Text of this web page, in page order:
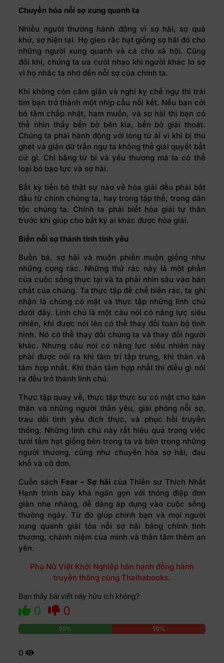
Chuyển hóa nỗi sợ xung quanh ta
Nhiều người thường hành động vì sợ hãi, sợ quá
khứ, sợ hiện tại. Họ gieo rắc hạt giống sợ hãi đó cho
những người xung quanh và cả cho xã hội. Cũng
đôi khi, chúng ta ưa cười nhạo khi người khác lo sợ
vì họ nhắc ta nhớ đến nỗi sợ của chính ta.
Khi không còn căm giận và nghi kỵ chế ngự thì trái
tim bạn trở thành một nhịp cầu nối kết. Nếu bạn cởi
bỏ tâm chấp nhặt, ham muốn, và sợ hãi thì bạn có
thể nhìn thấy bến bờ bên kia, bến bờ giải thoát.
Chúng ta phải hành động với lòng từ ái vì khi bị thù
ghét và giận dữ trấn ngự ta không thể giải quyết bất
cứ gì. Chỉ bằng từ bi và yêu thương mà ta có thể
loại bỏ bạo lực và sợ hãi.
Bất kỳ tiến bộ thật sự nào về hòa giải đều phải bắt
đầu từ chính chúng ta, hay trong tập thể, trong dân
tộc chúng ta. Chính ta phải biết hòa giải tự thân
trước khi giúp cho bất kỳ ai khác được hòa giải.
Biến nỗi sợ thành tình tình yêu
Buồn bã, sợ hãi và muộn phiền muộn giống như
những cọng rác. Những thứ rác này là một phần
của cuộc sống thực tại và ta phải nhìn sâu vào bản
chất của chúng. Ta thực tập để chế biến rác, ta ghi
nhận là chúng có mặt và thực tập những linh chú
dưới đây. Linh chú là một câu nói có năng lực siêu
nhiên, khi được nói lên có thể thay đổi toàn bộ tình
hình. Nó có thể thay đổi chúng ta và thay đổi người
khác. Nhưng câu nói có năng lực siêu nhiên này
phải được nói ra khi tâm trí tập trung, khi thân và
tâm hợp nhất. Khi thân tâm hợp nhất thì điều gì nói
ra đều trở thành linh chú.
Thực tập quay về, thực tập thực sự có mặt cho bản
thân và những người thân yêu, giải phóng nỗi sợ,
trau dồi tình yêu đích thực, và phục hồi truyền
thông. Những linh chú này rất hiệu quả trong việc
tưới tẩm hạt giống bên trong ta và bên trong những
người thương, cũng như chuyển hóa sợ hãi, đau
khổ và cô đơn.
Cuốn sách Fear – Sợ hãi của Thiền sư Thích Nhất
Hạnh trình bày khá ngắn gọn với thông điệp đơn
giản nhẹ nhàng, dễ dàng áp dụng vào cuộc sống
thường ngày. Từ đó giúp chính bạn và mọi người
xung quanh giải tỏa nỗi sợ hãi bằng chính tình
thương, chánh niệm của mình và thân tâm thêm an
yên.
Phụ Nữ Việt Khởi Nghiệp hân hạnh đồng hành
truyền thông cùng Thaihabooks.
Bạn thấy bài viết này hữu ích không?
0 0
50% 50%
0